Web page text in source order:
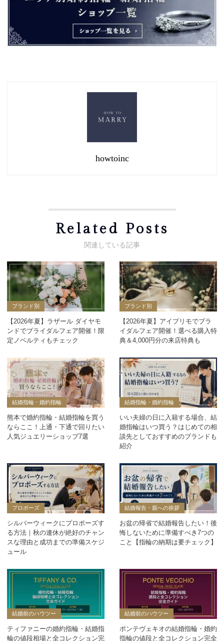
howtoinc
Related Posts
ブランド別
【2026年夏】ラザール ダイヤモ
ンドでブライダルフェア開催！限
定ノベルティもチェック
ブランド別
【2026年夏】アイプリモでブラ
イダルフェア開催！選べる購入特
典＆4,000円分の来店特典も
結婚指輪・婚約指輪
熊本で婚約指輪・結婚指輪を買う
ならここ！上通・下通で回りたい
人気ジュエリーショップ7選
結婚指輪・婚約指輪
いい夫婦の日に入籍する場合、結
婚指輪はいつ買う？はじめての相
談先としておすすめのブランドも
紹介
プロポーズ
シルバーウィークにプロポーズす
る方法｜秋の連休が絶好のチャン
スな理由と成功までの準備スケジ
ュール
結婚報告・親への挨拶
お盆の帰省で結婚報告したい！後
悔しないために準備すべき7つの
こと【指輪の納期は要チェック】
結婚前のハウツー
ティファニーの婚約指輪・結婚指
輪の値段相場と全コレクション完
結婚前のハウツー
ポンテヴェキオの結婚指輪・婚約
指輪の値段と全コレクション完全